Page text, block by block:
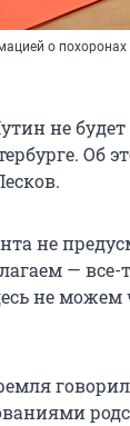
о похоронах
не
Об
не
— все-
не можем